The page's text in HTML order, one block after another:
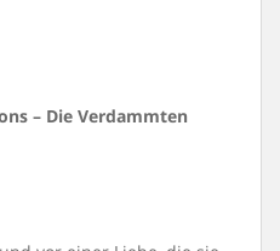
– Die Verdammten
Adult